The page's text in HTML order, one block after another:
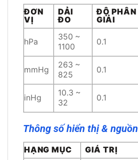
ĐƠN
VỊ
DẢI
ĐO
ĐỘ PHÂN
GIẢI
hPa
350 ~
1100
0.1
mmHg
263 ~
825
0.1
inHg
10.3 ~
32
0.1
Thông số hiển thị & nguồn
HẠNG MỤC
GIÁ TRỊ